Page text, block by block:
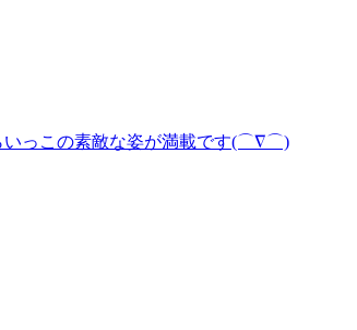
いっこの素敵な姿が満載です(⌒∇⌒)